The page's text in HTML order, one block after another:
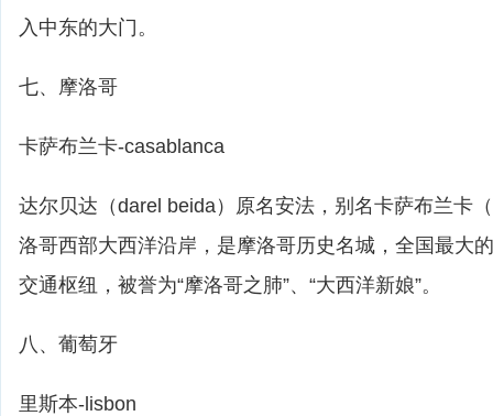
入中东的大门。
七、摩洛哥
卡萨布兰卡-casablanca
达尔贝达（darel beida）原名安法，别名卡萨布兰卡
洛哥西部大西洋沿岸，是摩洛哥历史名城，全国最大
交通枢纽，被誉为“摩洛哥之肺”、“大西洋新娘”。
八、葡萄牙
里斯本-lisbon